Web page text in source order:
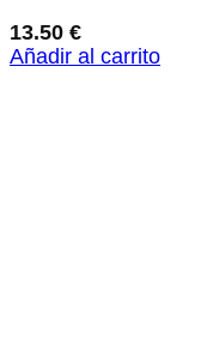
13.50 €
Añadir al carrito